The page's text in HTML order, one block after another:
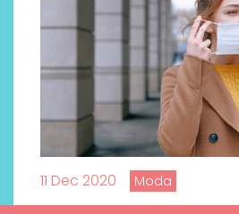
11 Dec 2020 Moda